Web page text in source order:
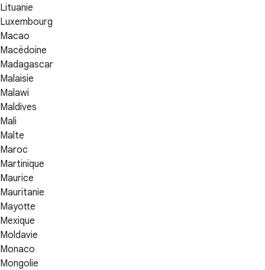
Lituanie
Luxembourg
Macao
Macédoine
Madagascar
Malaisie
Malawi
Maldives
Mali
Malte
Maroc
Martinique
Maurice
Mauritanie
Mayotte
Mexique
Moldavie
Monaco
Mongolie